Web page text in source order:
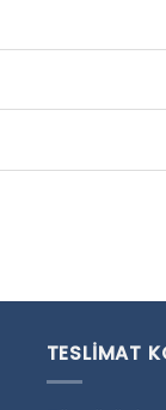
TESLIMAT